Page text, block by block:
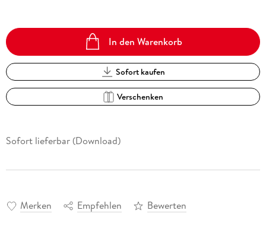
In den Warenkorb
Sofort kaufen
Verschenken
Sofort lieferbar (Download)
Merken Empfehlen Bewerten